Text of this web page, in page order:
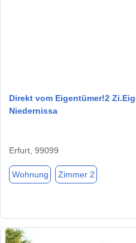
Direkt vom Eigentümer!2
Niedernissa
Erfurt, 99099
Wohnung Zimmer 2